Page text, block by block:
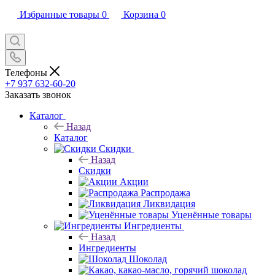
Избранные товары 0 Корзина 0
Телефоны
+7 937 632-60-20
Заказать звонок
Каталог
Назад
Каталог
Скидки
Назад
Скидки
Акции
Распродажа
Ликвидация
Уценённые товары
Ингредиенты
Назад
Ингредиенты
Шоколад